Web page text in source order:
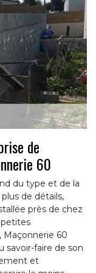
de
60
du type et de la
de détails,
près de chez
Maçonnerie 60
savoir-faire de son
et